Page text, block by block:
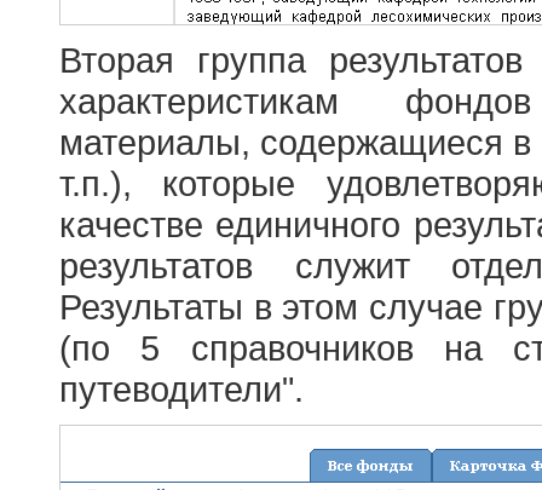
Вторая группа
характеристикам
материалы, содержащиеся в
т.п.), которые
качестве единичного
результатов служит
Результаты в этом случае
(по 5 справочников на
путеводители".